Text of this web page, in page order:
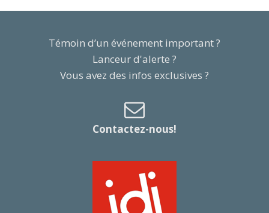
Témoin d’un événement important ?
Lanceur d'alerte ?
Vous avez des infos exclusives ?
Contactez-nous!